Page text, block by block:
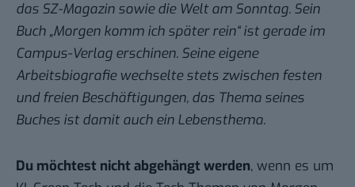
das SZ-Magazin sowie die Welt am Sonntag. Sein
Buch „Morgen komm ich später rein“ ist gerade im
Campus-Verlag erschinen. Seine eigene
Arbeitsbiografie wechselte stets zwischen festen
und freien Beschäftigungen, das Thema seines
Buches ist damit auch ein Lebensthema.
Du möchtest nicht abgehängt werden, wenn es um